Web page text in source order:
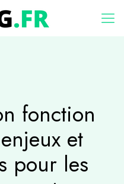
fonction
et
pour les